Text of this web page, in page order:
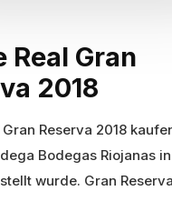
Real Gran
2018
Reserva 2018
Bodegas Riojanas in
wurde. Gran Reserva